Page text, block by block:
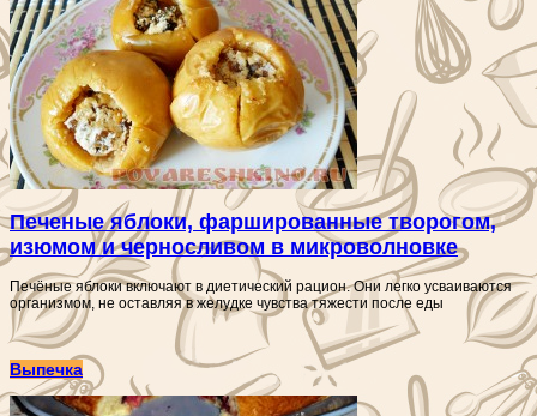
Печеные яблоки, фаршированные творогом,
изюмом и черносливом в микроволновке
Печёные яблоки включают в диетический рацион. Они легко усваиваются
организмом, не оставляя в желудке чувства тяжести после еды
Выпечка